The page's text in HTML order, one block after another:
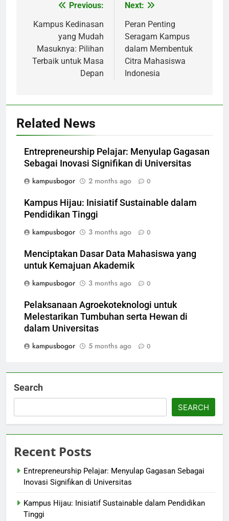
navigation
Previous:
Kampus Kedinasan
yang Mudah
Masuknya: Pilihan
Terbaik untuk Masa
Depan
Next:
Peran Penting
Seragam Kampus
dalam Membentuk
Citra Mahasiswa
Indonesia
Related News
Entrepreneurship Pelajar: Menyulap Gagasan
Sebagai Inovasi Signifikan di Universitas
kampusbogor
2 months ago 0
Kampus Hijau: Inisiatif Sustainable dalam
Pendidikan Tinggi
kampusbogor
3 months ago 0
Menciptakan Dasar Data Mahasiswa yang
untuk Kemajuan Akademik
kampusbogor
3 months ago 0
Pelaksanaan Agroekoteknologi untuk
Melestarikan Tumbuhan serta Hewan di
dalam Universitas
kampusbogor
5 months ago 0
Search
SEARCH
Recent Posts
Entrepreneurship Pelajar: Menyulap Gagasan Sebagai
Inovasi Signifikan di Universitas
Kampus Hijau: Inisiatif Sustainable dalam Pendidikan
Tinggi